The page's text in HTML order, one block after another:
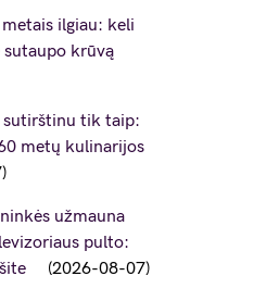
ilgiau: keli
krūvą
sutirštinu tik taip:
metų kulinarijos
užmauna
pulto:
2026-08-07